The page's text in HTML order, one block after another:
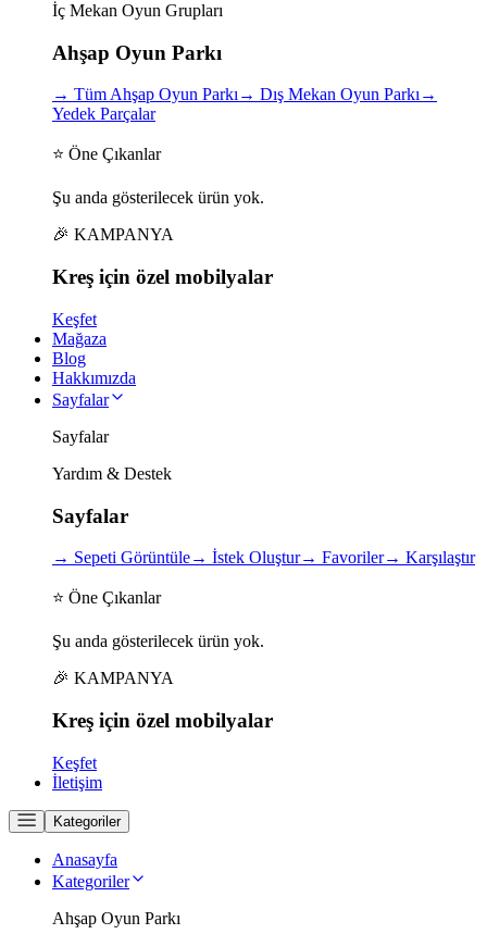
İç Mekan Oyun Grupları
Ahşap Oyun Parkı
→ Tüm Ahşap Oyun Parkı→ Dış Mekan Oyun Parkı→
Yedek Parçalar
⭐ Öne Çıkanlar
Şu anda gösterilecek ürün yok.
🎉 KAMPANYA
Kreş için özel mobilyalar
Keşfet
Mağaza
Blog
Hakkımızda
Sayfalar
Sayfalar
Yardım & Destek
Sayfalar
→ Sepeti Görüntüle→ İstek Oluştur→ Favoriler→ Karşılaştır
⭐ Öne Çıkanlar
Şu anda gösterilecek ürün yok.
🎉 KAMPANYA
Kreş için özel mobilyalar
Keşfet
İletişim
Kategoriler
Anasayfa
Kategoriler
Ahşap Oyun Parkı